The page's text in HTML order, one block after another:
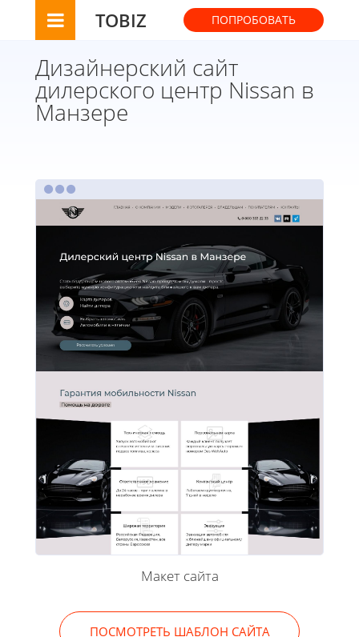
TOBIZ ПОПРОБОВАТЬ
Дизайнерский сайт
дилерского центр Nissan в
Манзере
Макет сайта
ПОСМОТРЕТЬ ШАБЛОН САЙТА